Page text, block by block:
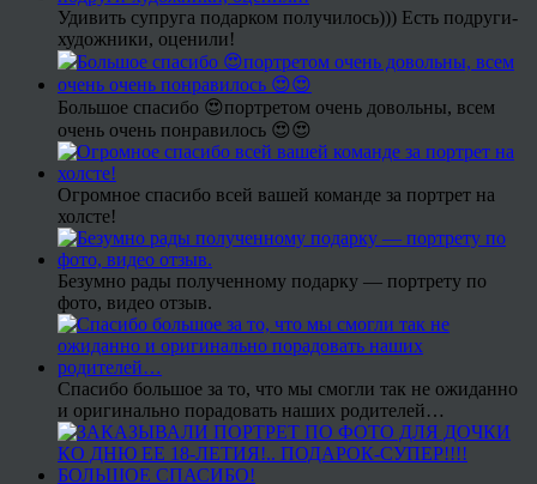
Удивить супруга подарком получилось))) Есть подруги-
художники, оценили!
Большое спасибо 😍портретом очень довольны, всем
очень очень понравилось 😍😍
Огромное спасибо всей вашей команде за портрет на
холсте!
Безумно рады полученному подарку — портрету по
фото, видео отзыв.
Спасибо большое за то, что мы смогли так не ожиданно
и оригинально порадовать наших родителей…